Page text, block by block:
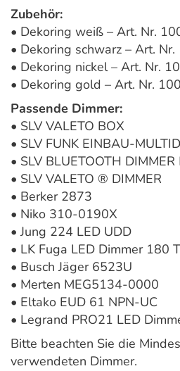
Zubehör:
• Dekoring weiß – Art. Nr.
• Dekoring schwarz – Art.
• Dekoring nickel – Art. Nr.
• Dekoring gold – Art. Nr.
Passende Dimmer:
• SLV VALETO BOX
• SLV FUNK EINBAU-
• SLV BLUETOOTH
• SLV VALETO ® DIMMER
• Berker 2873
• Niko 310-0190X
• Jung 224 LED UDD
• LK Fuga LED Dimmer 180
• Busch Jäger 6523U
• Merten MEG5134-0000
• Eltako EUD 61 NPN-UC
• Legrand PRO21 LED
Bitte beachten Sie die
verwendeten Dimmer.